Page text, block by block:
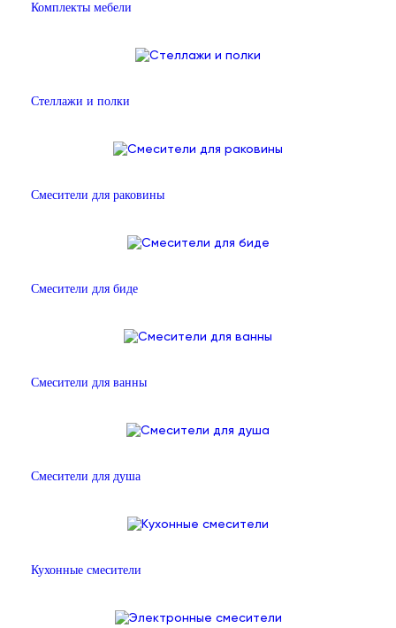
Комплекты мебели
Стеллажи и полки
Смесители для раковины
Смесители для биде
Смесители для ванны
Смесители для душа
Кухонные смесители